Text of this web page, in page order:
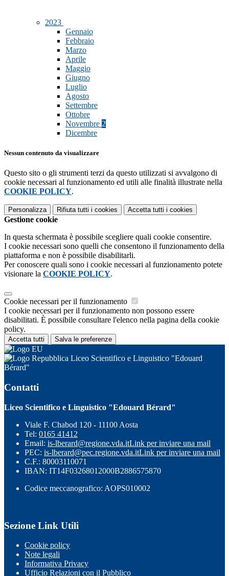
2023
Gennaio
Febbraio
Marzo
Aprile
Maggio
Giugno
Luglio
Agosto
Settembre
Ottobre
Novembre 2
Dicembre
Nessun contenuto da visualizzare
Questo sito o gli strumenti terzi da questo utilizzati si avvalgono di
cookie necessari al funzionamento ed utili alle finalità illustrate nella
COOKIE POLICY.
Personalizza Rifiuta tutti i cookies Accetta tutti i cookies
Gestione cookie
In questa schermata è possibile scegliere quali cookie consentire.
I cookie necessari sono quelli che consentono il funzionamento della
piattaforma e non è possibile disabilitarli.
Per conoscere quali sono i cookie necessari al funzionamento potete
visionare la COOKIE POLICY.
Cookie necessari per il funzionamento
I cookie necessari per il funzionamento non possono essere
disabilitati. È possibile consultare l'elenco nella pagina della cookie
policy.
Accetta tutti Salva le preferenze
Liceo Scientifico e Linguistico "Edouard
Bérard"
Contatti
Liceo Scientifico e Linguistico "Edouard Bérard"
Viale F. Chabod 120 - 11100 Aosta
Tel: 0165 41412
Email: is-lberard@regione.vda.itLink per inviare una mail
PEC: is-lberard@pec.regione.vda.itLink per inviare una mail
C.F.: 80003110071
IBAN: IT14F03268012000B2886575870
Codice meccanografico: AOPS010002
Sezione Link Utili
Cookie policy
Note legali
Informativa Privacy
Ufficio Relazioni con il Pubblico